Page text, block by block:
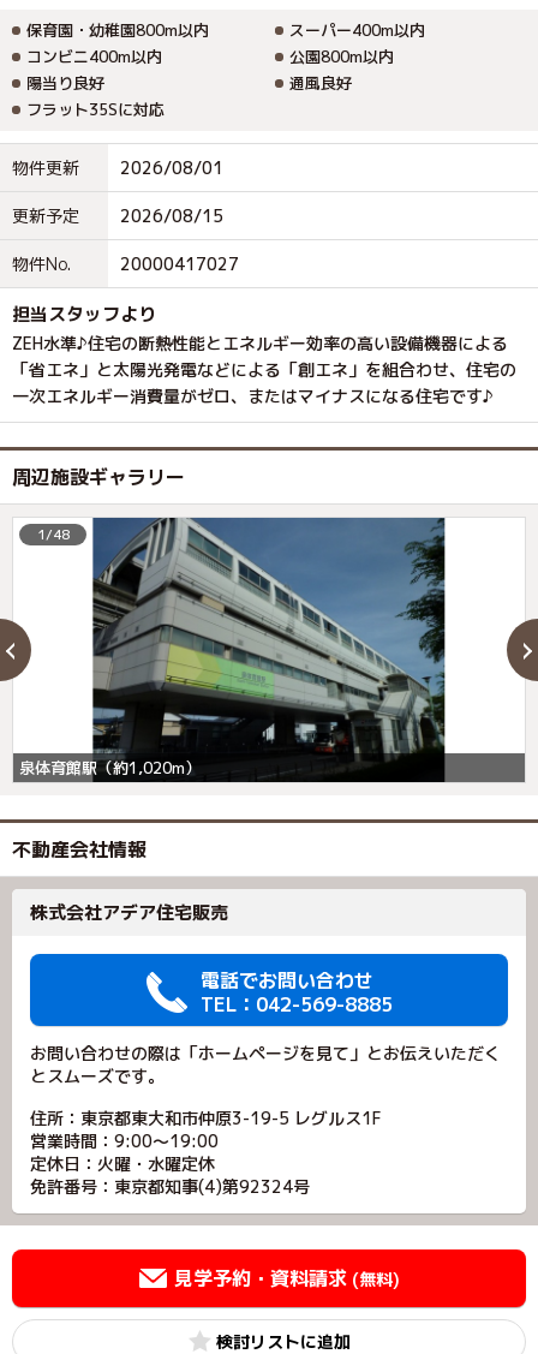
保育園・幼稚園800m以内
スーパー400m以内
コンビニ400m以内
公園800m以内
陽当り良好
通風良好
フラット35Sに対応
物件更新 2026/08/01
更新予定 2026/08/15
物件No. 20000417027
担当スタッフより
ZEH水準♪住宅の断熱性能とエネルギー効率の高い設備機器による
「省エネ」と太陽光発電などによる「創エネ」を組合わせ、住宅の
一次エネルギー消費量がゼロ、またはマイナスになる住宅です♪
周辺施設ギャラリー
泉体育館駅（約1,020m）
1/48
不動産会社情報
株式会社アデア住宅販売
電話でお問い合わせ
TEL：042-569-8885
お問い合わせの際は「ホームページを見て」とお伝えいただく
とスムーズです。
住所：東京都東大和市仲原3-19-5 レグルス1F
営業時間：9:00～19:00
定休日：火曜・水曜定休
免許番号：東京都知事(4)第92324号
見学予約・資料請求 (無料)
検討リスト